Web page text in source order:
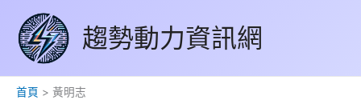
趨勢動力資訊網
首頁 黃明志